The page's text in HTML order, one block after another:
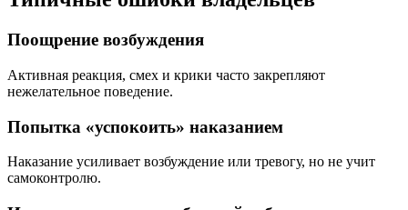
Поощрение возбуждения
Активная реакция, смех и крики часто закрепляют
нежелательное поведение.
Попытка «успокоить» наказанием
Наказание усиливает возбуждение или тревогу, но не учит
самоконтролю.